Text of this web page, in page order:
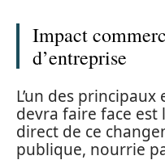
Impact
d’entreprise
L’un des
devra faire face est
direct de ce
publique, nourrie